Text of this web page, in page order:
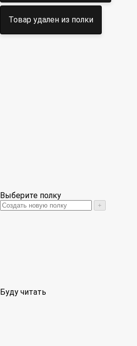
Товар удален из полки
Выберите полку
+
Буду читать